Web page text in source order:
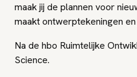
maak jij de plannen voor
maakt ontwerptekeningen
Na de hbo Ruimtelijke
Science.